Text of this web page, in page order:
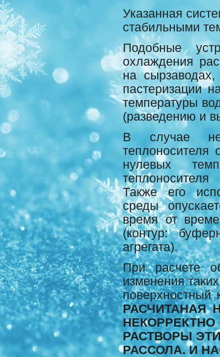
Указанная
стабильными
Подобные
охлаждения
на
пастеризации
температуры
(разведению и
В случае
теплоносителя
нулевых
теплоносителя
Также его
среды
время от
(контур:
агрегата).
При расчете
изменения
поверхностный
РАСЧИТАНАЯ
РАСТВОРЫ
РАССОЛА. И